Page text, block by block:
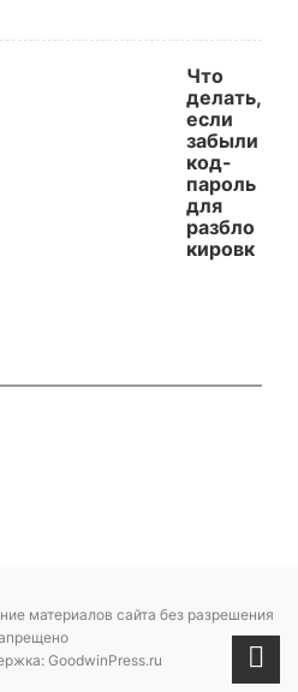
Что
делать,
если
забыли
код-
пароль
для
разбло
кировк
материалов сайта без разрешения
GoodwinPress.ru